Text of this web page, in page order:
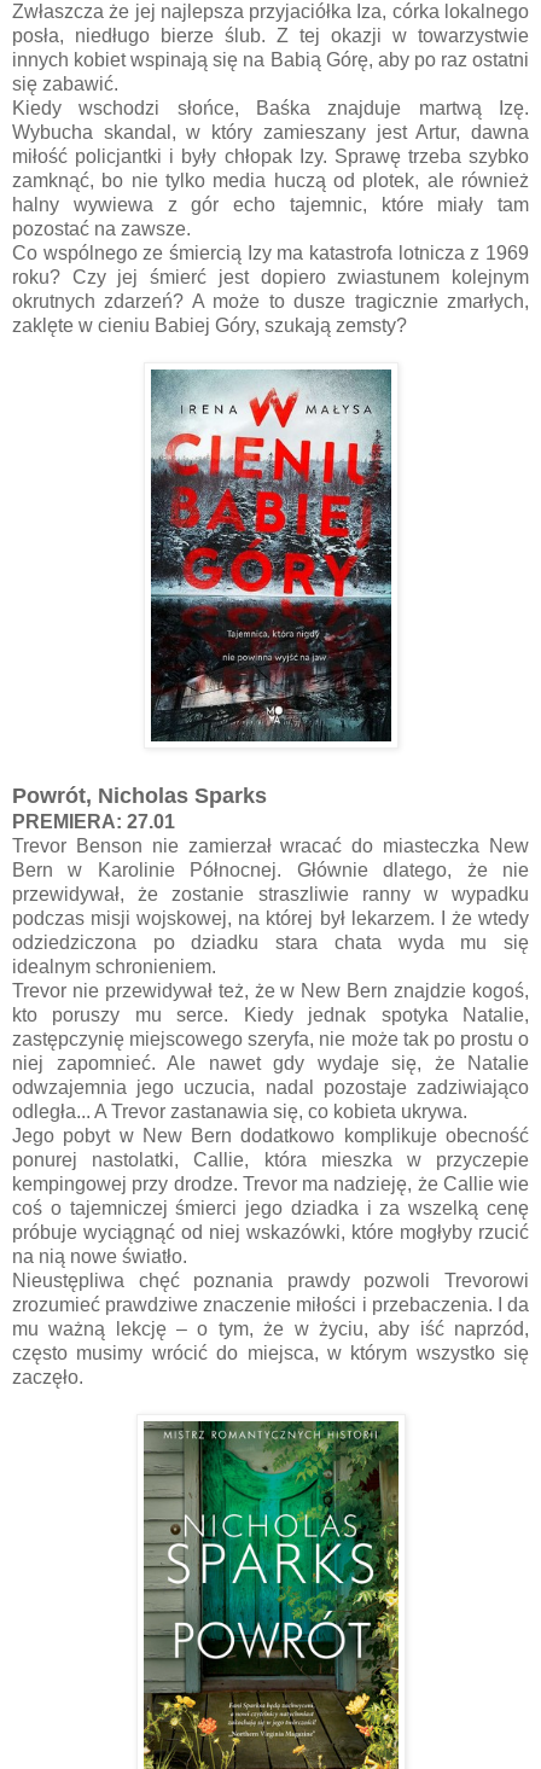
Zwłaszcza że jej najlepsza przyjaciółka Iza, córka lokalnego
posła, niedługo bierze ślub. Z tej okazji w towarzystwie
innych kobiet wspinają się na Babią Górę, aby po raz ostatni
się zabawić.
Kiedy wschodzi słońce, Baśka znajduje martwą Izę.
Wybucha skandal, w który zamieszany jest Artur, dawna
miłość policjantki i były chłopak Izy. Sprawę trzeba szybko
zamknąć, bo nie tylko media huczą od plotek, ale również
halny wywiewa z gór echo tajemnic, które miały tam
pozostać na zawsze.
Co wspólnego ze śmiercią Izy ma katastrofa lotnicza z 1969
roku? Czy jej śmierć jest dopiero zwiastunem kolejnym
okrutnych zdarzeń? A może to dusze tragicznie zmarłych,
zaklęte w cieniu Babiej Góry, szukają zemsty?
Powrót, Nicholas Sparks
PREMIERA: 27.01
Trevor Benson nie zamierzał wracać do miasteczka New
Bern w Karolinie Północnej. Głównie dlatego, że nie
przewidywał, że zostanie straszliwie ranny w wypadku
podczas misji wojskowej, na której był lekarzem. I że wtedy
odziedziczona po dziadku stara chata wyda mu się
idealnym schronieniem.
Trevor nie przewidywał też, że w New Bern znajdzie kogoś,
kto poruszy mu serce. Kiedy jednak spotyka Natalie,
zastępczynię miejscowego szeryfa, nie może tak po prostu o
niej zapomnieć. Ale nawet gdy wydaje się, że Natalie
odwzajemnia jego uczucia, nadal pozostaje zadziwiająco
odległa... A Trevor zastanawia się, co kobieta ukrywa.
Jego pobyt w New Bern dodatkowo komplikuje obecność
ponurej nastolatki, Callie, która mieszka w przyczepie
kempingowej przy drodze. Trevor ma nadzieję, że Callie wie
coś o tajemniczej śmierci jego dziadka i za wszelką cenę
próbuje wyciągnąć od niej wskazówki, które mogłyby rzucić
na nią nowe światło.
Nieustępliwa chęć poznania prawdy pozwoli Trevorowi
zrozumieć prawdziwe znaczenie miłości i przebaczenia. I da
mu ważną lekcję – o tym, że w życiu, aby iść naprzód,
często musimy wrócić do miejsca, w którym wszystko się
zaczęło.